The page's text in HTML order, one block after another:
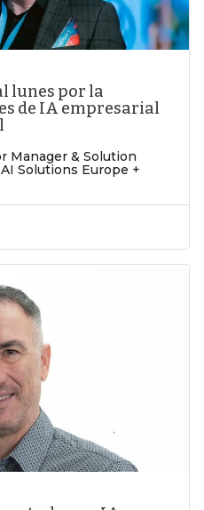
lunes por la
de IA empresarial
Manager & Solution
Solutions Europe +